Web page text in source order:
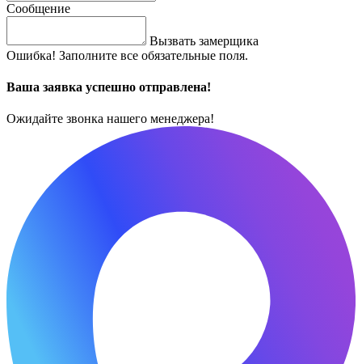
Сообщение
Вызвать замерщика
Ошибка! Заполните все обязательные поля.
Ваша заявка успешно отправлена!
Ожидайте звонка нашего менеджера!